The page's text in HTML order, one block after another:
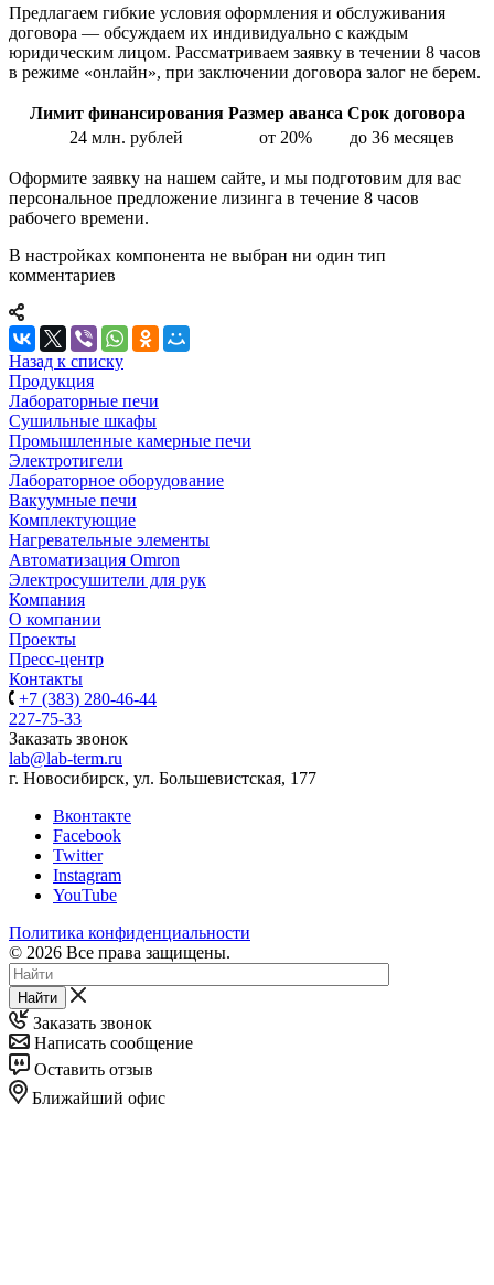
Предлагаем гибкие условия оформления и обслуживания
договора — обсуждаем их индивидуально с каждым
юридическим лицом. Рассматриваем заявку в течении 8 часов
в режиме «онлайн», при заключении договора залог не берем.
Лимит финансирования Размер аванса Срок договора
24 млн. рублей
от 20% до 36 месяцев
Оформите заявку на нашем сайте, и мы подготовим для вас
персональное предложение лизинга в течение 8 часов
рабочего времени.
В настройках компонента не выбран ни один тип
комментариев
Назад к списку
Продукция
Лабораторные печи
Сушильные шкафы
Промышленные камерные печи
Электротигели
Лабораторное оборудование
Вакуумные печи
Комплектующие
Нагревательные элементы
Автоматизация Omron
Электросушители для рук
Компания
О компании
Проекты
Пресс-центр
Контакты
+7 (383) 280-46-44
227-75-33
Заказать звонок
lab@lab-term.ru
г. Новосибирск, ул. Большевистская, 177
Вконтакте
Facebook
Twitter
Instagram
YouTube
Политика конфиденциальности
© 2026 Все права защищены.
Найти
Заказать звонок
Написать сообщение
Оставить отзыв
Ближайший офис